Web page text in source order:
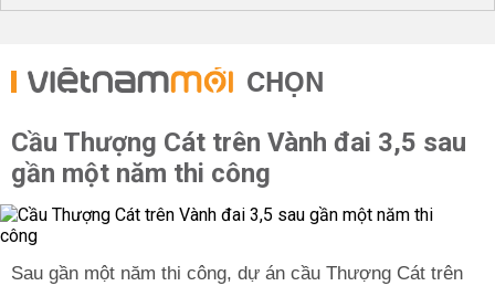
CHỌN
Cầu Thượng Cát trên Vành đai 3,5 sau
gần một năm thi công
Sau gần một năm thi công, dự án cầu Thượng Cát trên